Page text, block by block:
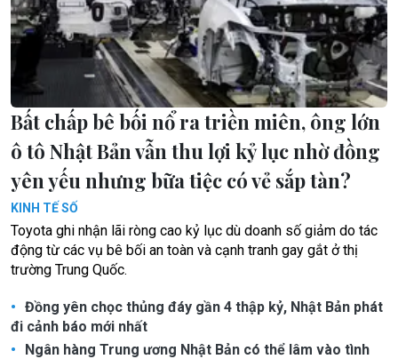
Bất chấp bê bối nổ ra triền miên, ông lớn
ô tô Nhật Bản vẫn thu lợi kỷ lục nhờ đồng
yên yếu nhưng bữa tiệc có vẻ sắp tàn?
KINH TẾ SỐ
Toyota ghi nhận lãi ròng cao kỷ lục dù doanh số giảm do tác
động từ các vụ bê bối an toàn và cạnh tranh gay gắt ở thị
trường Trung Quốc.
Đồng yên chọc thủng đáy gần 4 thập kỷ, Nhật Bản phát
đi cảnh báo mới nhất
Ngân hàng Trung ương Nhật Bản có thể lâm vào tình